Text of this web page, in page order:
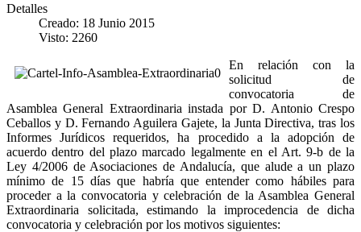
Detalles
Creado: 18 Junio 2015
Visto: 2260
En relación con la
solicitud de
convocatoria de
Asamblea General Extraordinaria instada por D. Antonio Crespo
Ceballos y D. Fernando Aguilera Gajete, la Junta Directiva, tras los
Informes Jurídicos requeridos, ha procedido a la adopción de
acuerdo dentro del plazo marcado legalmente en el Art. 9-b de la
Ley 4/2006 de Asociaciones de Andalucía, que alude a un plazo
mínimo de 15 días que habría que entender como hábiles para
proceder a la convocatoria y celebración de la Asamblea General
Extraordinaria solicitada, estimando la improcedencia de dicha
convocatoria y celebración por los motivos siguientes: